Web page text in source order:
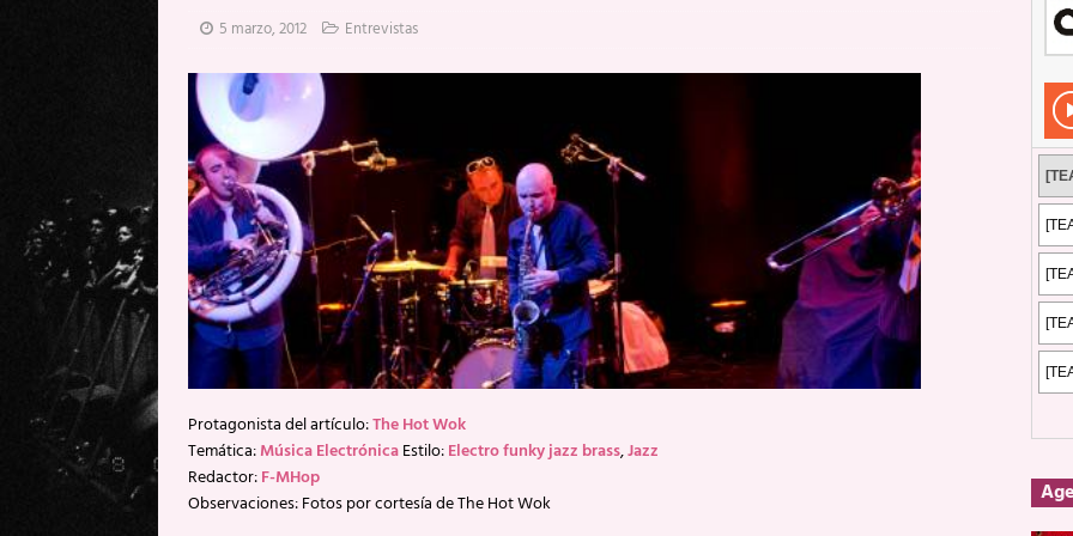
[ 20 mayo, 2026 ]
[ 17 mayo, 2026 ] Fito & Fitipaldis: 2 de mayo de 2026 en Fuengirola
FOTOS
[ 5 agosto, 2026 ]
Florent Gorges: La historia de Nintendo Vol. 2
5 marzo, 2012 Entrevistas
Protagonista del artículo:The Hot Wok
Temática:Música ElectrónicaEstilo:Electro funky jazz brass,Jazz
Redactor:F-MHop
Observaciones: Fotos por cortesía de The Hot Wok